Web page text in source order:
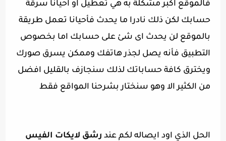
فالموقع اكبر مشكلة به هي تعطيل او احيانا سرقة
حسابك لكن ذلك نادرا ما يحدث فأحيانا تعمل طريقة
بالموقع لن يحدث اى شئ على حسابك اما بخصوص
التطبيق فأنه يصل لجذر هاتفك وممكن يسرق صورك
ويخترق كافة حساباتك لذلك سنجازف بالقليل افضل
من الكثير الا وهو سنختار بشرحنا المواقع فقط
الحل الذي اود ايصاله لكم عند